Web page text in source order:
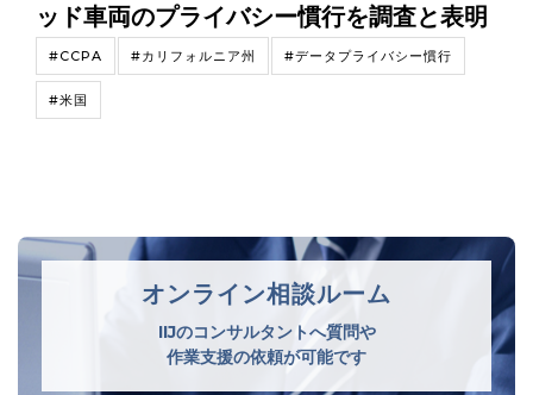
ッド車両のプライバシー慣行を調査と表明
#CCPA #カリフォルニア州 #データプライバシー慣行
#米国
オンライン相談ルーム
IIJのコンサルタントへ質問や
作業支援の依頼が可能です